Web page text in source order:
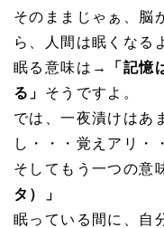
そのままじゃぁ、脳
ら、人間は眠くなる
眠る意味は→
「記
る」 そうですよ。
では、一夜漬けはあ
し・・・覚えアリ・
そしてもう一つの意
タ）」
眠っている間に、自